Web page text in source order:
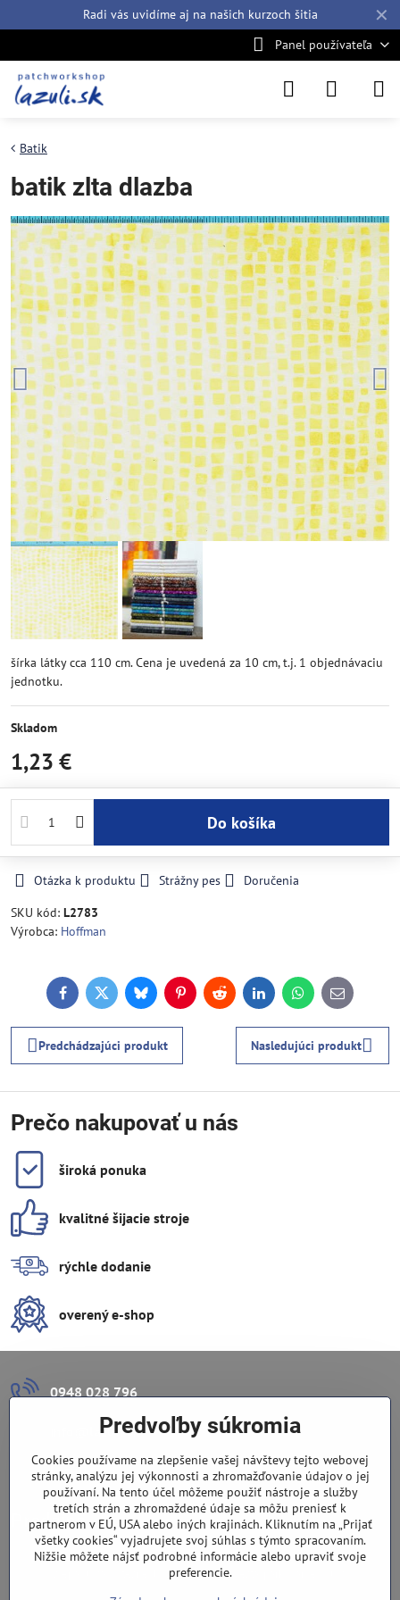
✕
Radi vás uvidíme aj na našich kurzoch šitia
Panel používateľa
Batik
batik zlta dlazba
šírka látky cca 110 cm. Cena je uvedená za 10 cm, t.j. 1 objednávaciu
jednotku.
Skladom
1,23 €
Do košíka
Otázka k produktu Strážny pes
Doručenia
SKU kód: L2783
Výrobca: Hoffman
FacebookTwitterBlueskyPinterestReddit LinkedInWhatsApp
E-
mail
Predchádzajúci produkt Nasledujúci produkt
Prečo nakupovať u nás
široká ponuka
kvalitné šijacie stroje
rýchle dodanie
overený e-shop
0948 028 796
info​@lazuli​.sk
Lazuli s​.r​.o​.
Predajňa
Nové Zámky, Pri gymnáziu 6
(slepá ulica), v tesnej blízkosti centra mesta, parkovanie v ulici
Predvoľby súkromia
Cookies používame na zlepšenie vašej návštevy tejto webovej
stránky, analýzu jej výkonnosti a zhromažďovanie údajov o jej
používaní. Na tento účel môžeme použiť nástroje a služby
tretích strán a zhromaždené údaje sa môžu preniesť k
partnerom v EÚ, USA alebo iných krajinách. Kliknutím na „Prijať
všetky cookies“ vyjadrujete svoj súhlas s týmto spracovaním.
Nižšie môžete nájsť podrobné informácie alebo upraviť svoje
preferencie.